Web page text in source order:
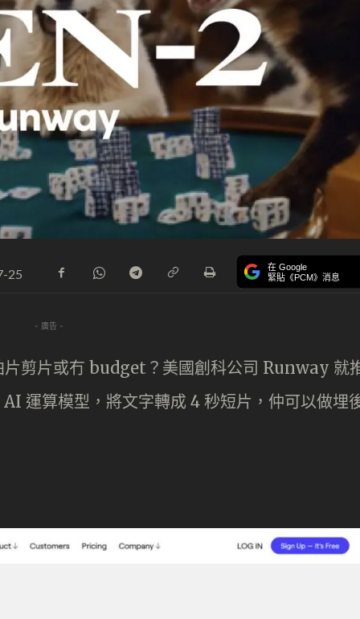
25 在 Google
緊貼《PCM》消息
- 廣告 -
片剪片或冇 budget？美國創科公司 Runway 就
運算模型，將文字轉成 4 秒短片，仲可以做埋